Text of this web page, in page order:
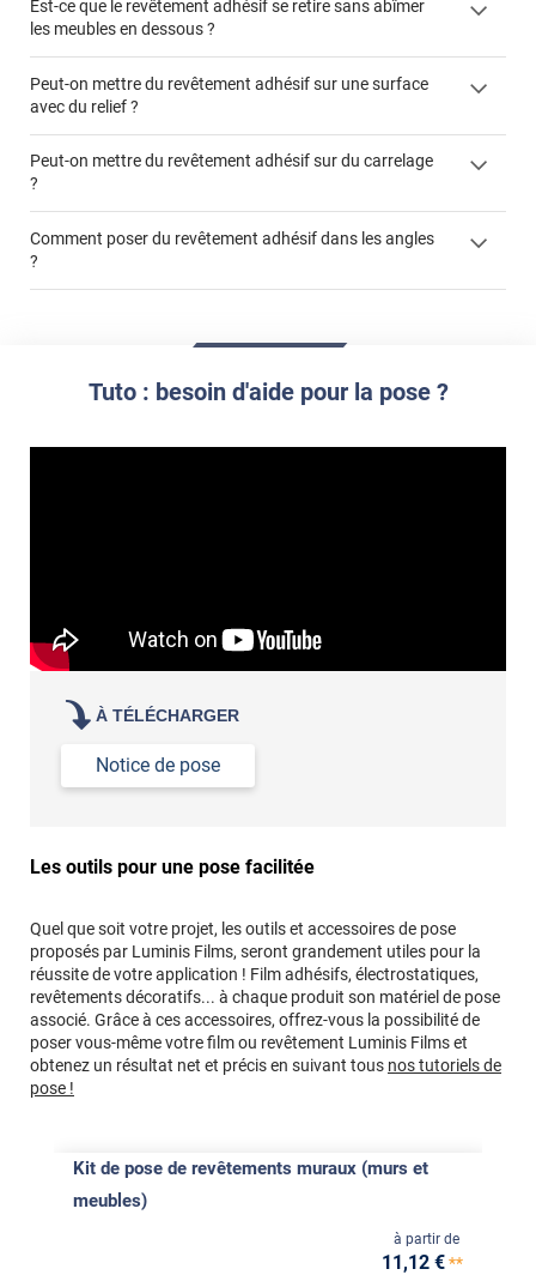
Est-ce que le revêtement adhésif se retire sans abîmer
les meubles en dessous ?
colle
Peut-on mettre du revêtement adhésif sur une surface
avec du relief ?
Peut-on mettre du revêtement adhésif sur du carrelage
?
Commander à la taille des carreaux et réappliquer un joint
propre par dessus
Comment poser du revêtement adhésif dans les angles
?
Tuto : besoin d'aide pour la pose ?
À TÉLÉCHARGER
Notice de pose
Les outils pour une pose facilitée
Quel que soit votre projet, les outils et accessoires de pose
proposés par Luminis Films, seront grandement utiles pour la
réussite de votre application ! Film adhésifs, électrostatiques,
revêtements décoratifs... à chaque produit son matériel de pose
associé. Grâce à ces accessoires, offrez-vous la possibilité de
poser vous-même votre film ou revêtement Luminis Films et
obtenez un résultat net et précis en suivant tous nos tutoriels de
pose !
Kit de pose de revêtements muraux (murs et
meubles)
à partir de
11,12 €**